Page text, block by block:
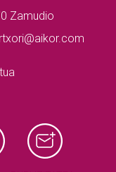
Zamudio